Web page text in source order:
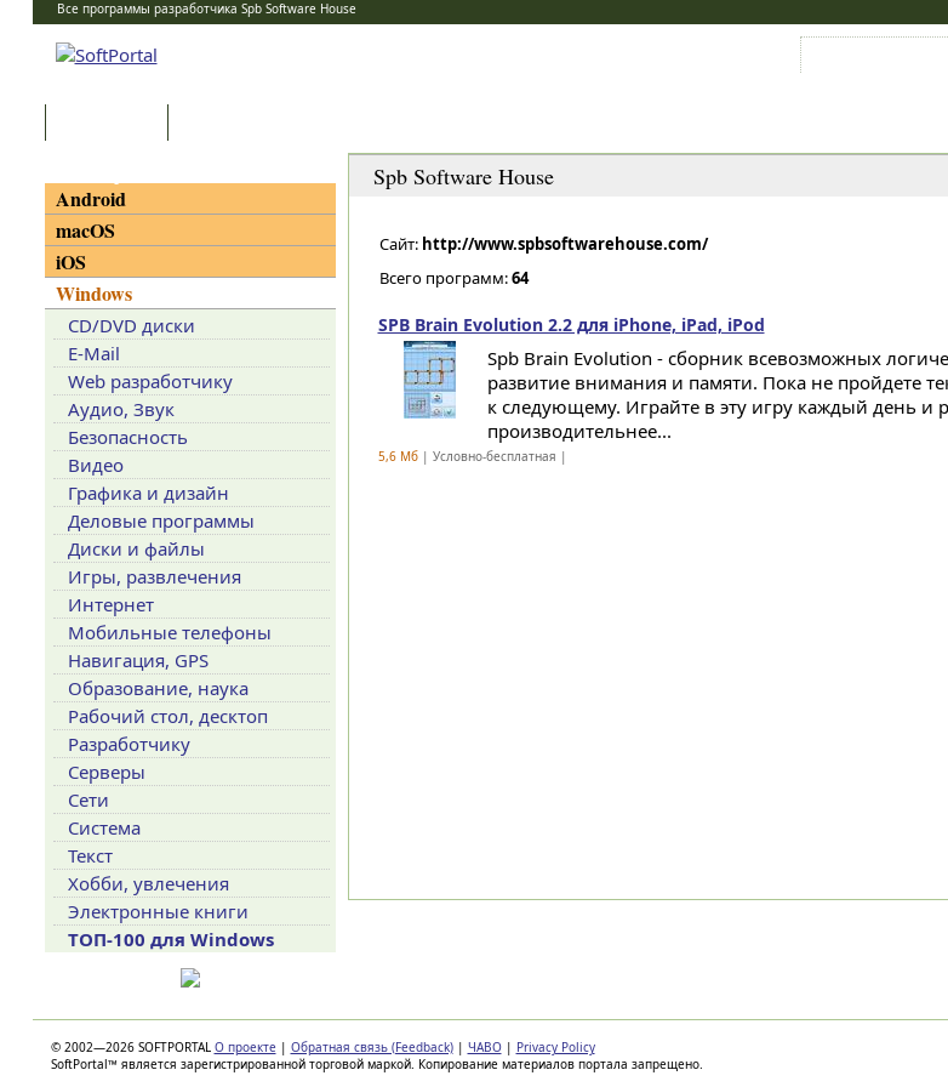
Все программы разработчика Spb Software House
Spb Software House
Сайт: http://www.spbsoftwarehouse.com/
Всего программ:64
SPB Brain Evolution 2.2 для iPhone, iPad, iPod
Spb Brain Evolution - сборник всевозможных
развитие внимания и памяти. Пока не пройдете
к следующему. Играйте в эту игру каждый день и
производительнее...
5,6 Мб| Условно-бесплатная |
Android
macOS
iOS
Windows
CD/DVD диски
E-Mail
Web разработчику
Аудио, Звук
Безопасность
Видео
Графика и дизайн
Деловые программы
Диски и файлы
Игры, развлечения
Интернет
Мобильные телефоны
Навигация, GPS
Образование, наука
Рабочий стол, десктоп
Разработчику
Серверы
Сети
Система
Текст
Хобби, увлечения
Электронные книги
ТОП-100 для Windows
© 2002—2026 SOFTPORTAL О проекте | Обратная связь (Feedback) | ЧАВО | Privacy Policy
SoftPortal™ является зарегистрированной торговой маркой. Копирование материалов портала запрещено.